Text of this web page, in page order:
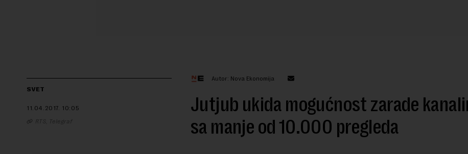
SVET
11.04.2017. 10:05
RTS, Telegraf
Autor: Nova Ekonomija
Jutjub ukida mogućnost zarade
sa manje od 10.000 pregleda